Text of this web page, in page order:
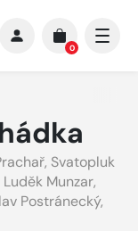
0
, Svatopluk
Luděk Munzar,
Postránecký,